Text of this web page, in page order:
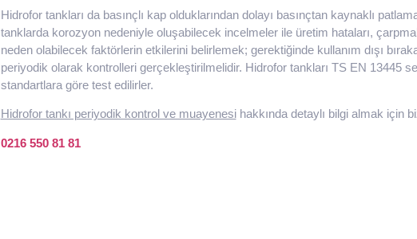
Hidrofor tankları da basınçlı kap olduklarından dolayı basınçtan kaynaklı
tanklarda korozyon nedeniyle oluşabilecek incelmeler ile üretim hataları,
neden olabilecek faktörlerin etkilerini belirlemek; gerektiğinde kullanım dışı
periyodik olarak kontrolleri gerçekleştirilmelidir. Hidrofor tankları TS EN 13445
standartlara göre test edilirler.
Hidrofor tankı periyodik kontrol ve muayenesihakkında detaylı bilgi almak için
0216 550 81 81